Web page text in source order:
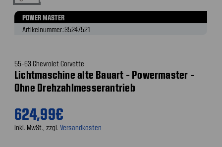
POWER MASTER
Artikelnummer.:35247521
55-63 Chevrolet Corvette
Lichtmaschine alte Bauart - Powermaster -
Ohne Drehzahlmesserantrieb
624,99€
inkl. MwSt., zzgl. Versandkosten